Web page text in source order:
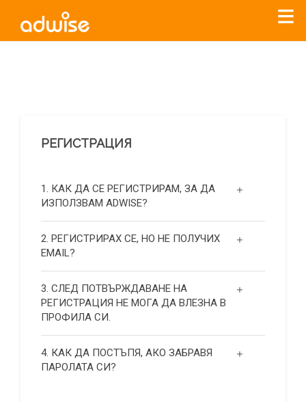
РЕГИСТРАЦИЯ
1. КАК ДА СЕ РЕГИСТРИРАМ, ЗА ДА
ИЗПОЛЗВАМ ADWISE?
2. РЕГИСТРИРАХ СЕ, НО НЕ ПОЛУЧИХ
EMAIL?
3. СЛЕД ПОТВЪРЖДАВАНЕ НА
РЕГИСТРАЦИЯ НЕ МОГА ДА ВЛЕЗНА В
ПРОФИЛА СИ.
4. КАК ДА ПОСТЪПЯ, АКО ЗАБРАВЯ
ПАРОЛАТА СИ?